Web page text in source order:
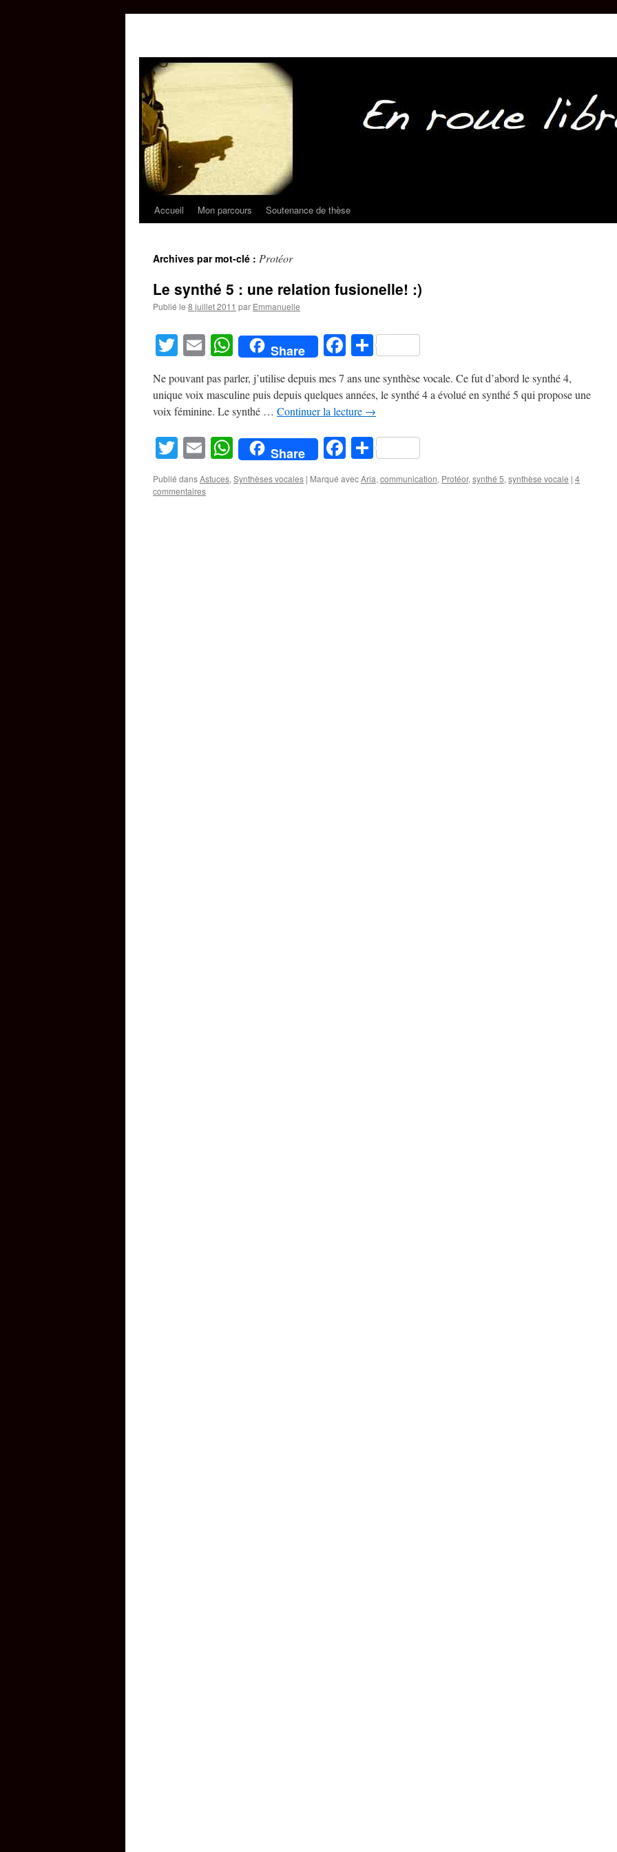
Aller
contenu
Accueil Mon parcours Soutenance de thèse
Archives par mot-clé : Protéor
Le synthé 5 : une relation fusionelle! :)
Publié le 8 juillet 2011 par Emmanuelle
Twitter
EmailWhatsApp
Share Facebook
Partager
Ne pouvant pas parler, j’utilise depuis mes 7 ans une synthèse vocale. Ce fut d’abord le synthé 4,
unique voix masculine puis depuis quelques années, le synthé 4 a évolué en synthé 5 qui propose une
voix féminine. Le synthé … Continuer la lecture →
Twitter
EmailWhatsApp
Share Facebook
Partager
Publié dansAstuces, Synthèses vocales | Marqué avecAria, communication, Protéor, synthé 5, synthèse vocale | 4
commentaires